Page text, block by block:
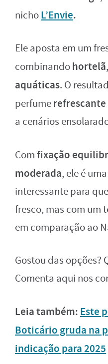
nichoL’Envie.
Ele aposta em um
combinando
aquáticas. O
perfumerefrescante
a cenários
Comfixação
moderada, ele é
interessante para
fresco, mas com um
em comparação ao
Gostou das opções?
Comenta aqui nos
Leia também: Este
Boticário gruda na
indicação para 2025